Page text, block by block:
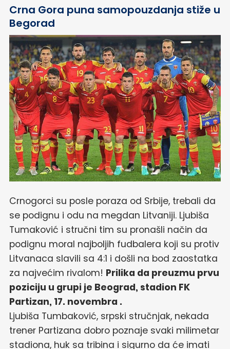
Crna Gora puna samopouzdanja stiže u
Begorad
Crnogorci su posle poraza od Srbije, trebali da
se podignu i odu na megdan Litvaniji. Ljubiša
Tumaković i stručni tim su pronašli način da
podignu moral najboljih fudbalera koji su protiv
Litvanaca slavili sa 4:1 i došli na bod zaostatka
za najvećim rivalom! Prilika da preuzmu prvu
poziciju u grupi je Beograd, stadion FK
Partizan, 17. novembra .
Ljubiša Tumbaković, srpski stručnjak, nekada
trener Partizana dobro poznaje svaki milimetar
stadiona, huk sa tribina i sigurno da će imati